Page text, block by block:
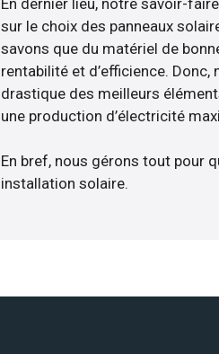
sur le choix des panneaux
savons que du matériel de
rentabilité et d’efficience.
drastique des meilleurs
une production d’électricité
En bref, nous gérons tout pour
installation solaire.